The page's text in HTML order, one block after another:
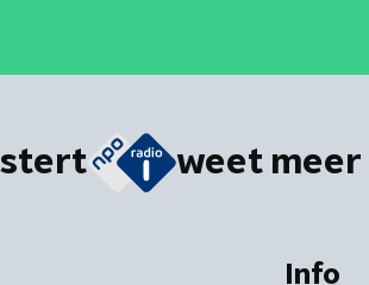
weet meer
Info